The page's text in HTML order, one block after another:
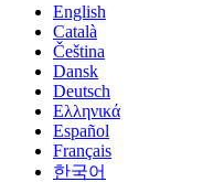
English
Català
Čeština
Dansk
Deutsch
Ελληνικά
Español
Français
한국어